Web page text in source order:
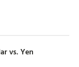
vs. Yen